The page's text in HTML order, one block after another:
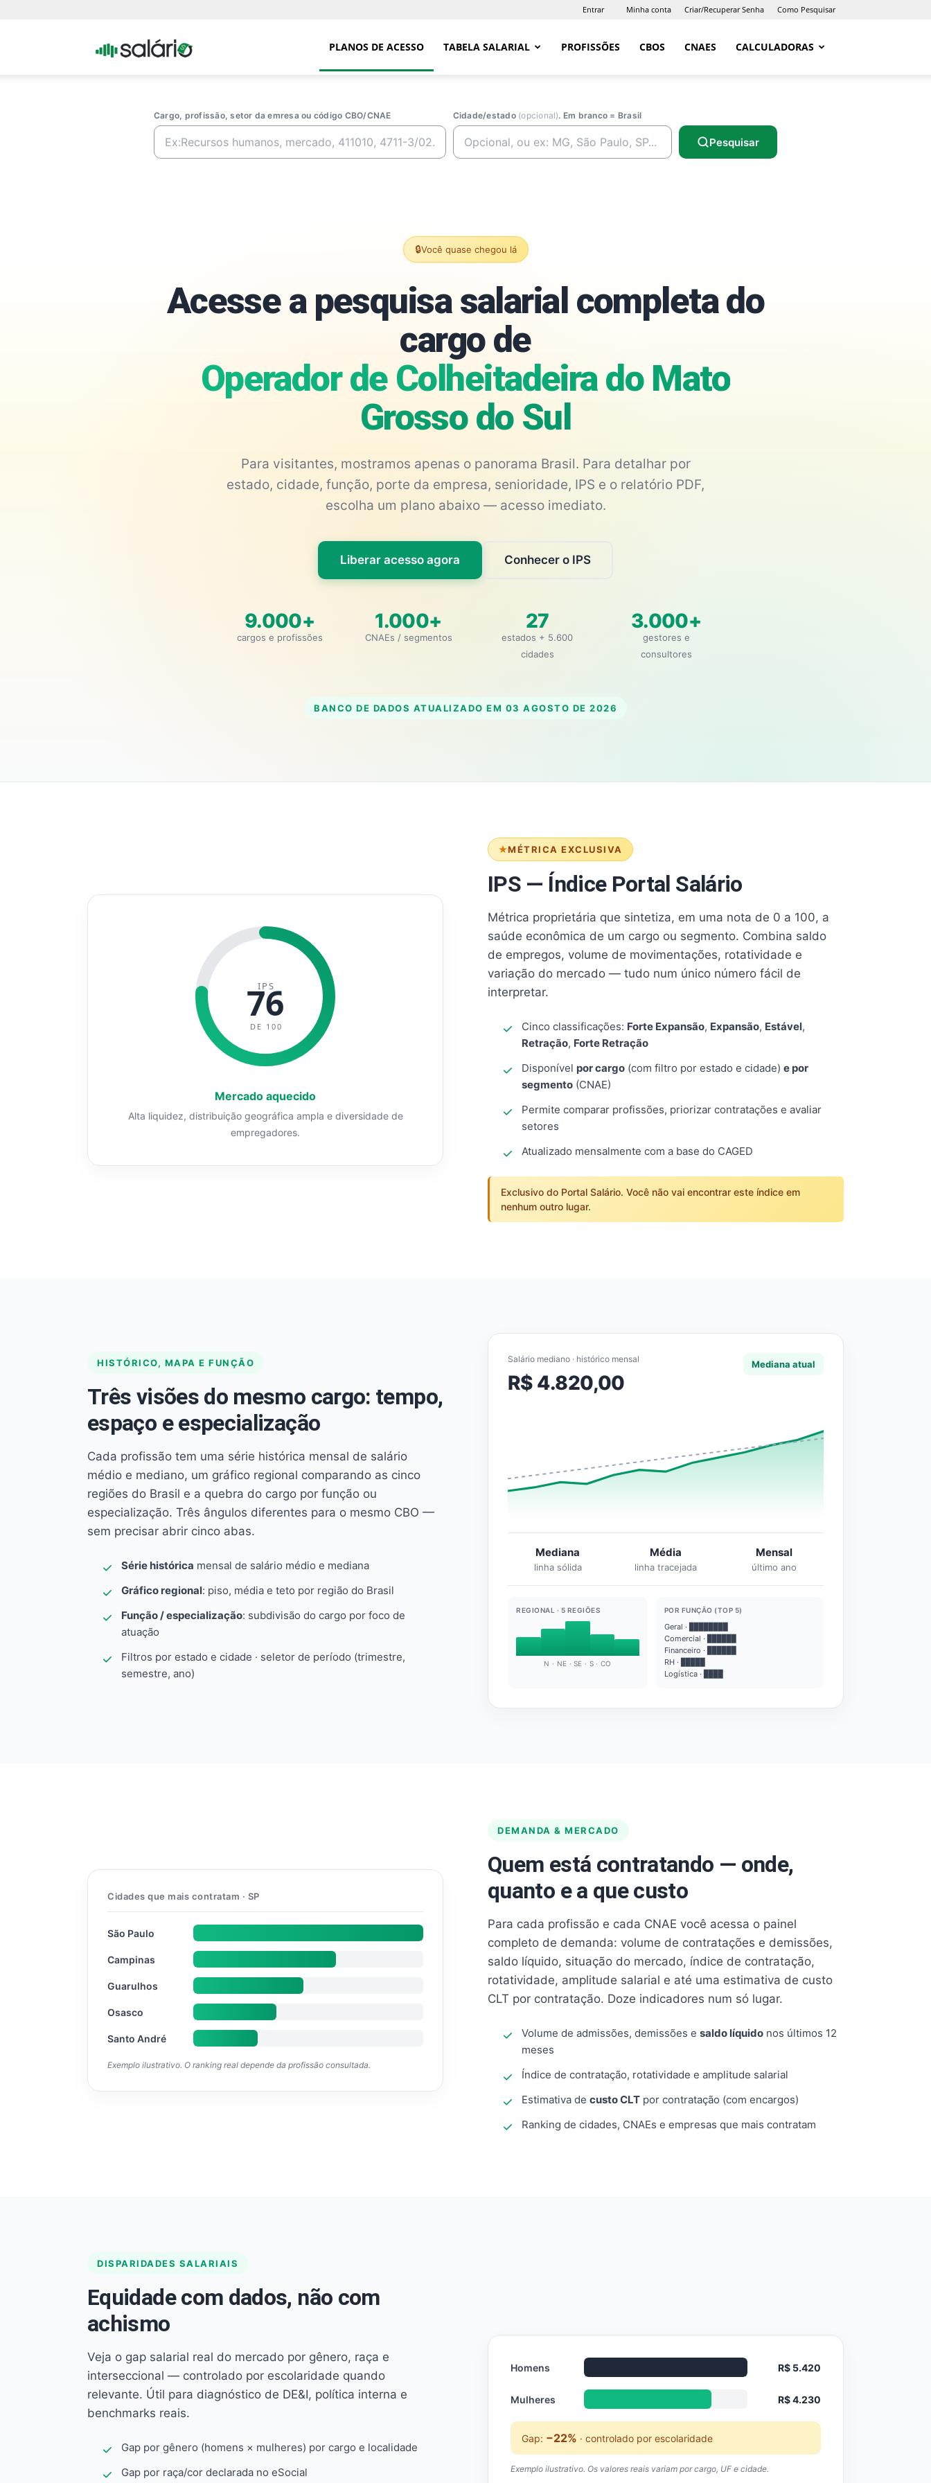
Entrar Minha conta Criar/Recuperar Senha Como Pesquisar
Portal PLANOS DE ACESSO TABELA SALARIAL PROFISSÕES CBOS CNAES CALCULADORAS
Cargo, profissão, setor da emresa ou código CBO/CNAE Cidade/estado (opcional). Em branco = Brasil
Pesquisar
🔒Você quase chegou lá
Acesse a pesquisa salarial completa do
cargo de
Operador de Colheitadeira do Mato
Grosso do Sul
Para visitantes, mostramos apenas o panorama Brasil. Para detalhar por
estado, cidade, função, porte da empresa, senioridade, IPS e o relatório PDF,
escolha um plano abaixo — acesso imediato.
Liberar acesso agora Conhecer o IPS
9.000+
cargos e profissões
1.000+
CNAEs / segmentos
27
estados + 5.600
cidades
3.000+
gestores e
consultores
BANCO DE DADOS ATUALIZADO EM 03 AGOSTO DE 2026
MÉTRICA EXCLUSIVA
IPS — Índice Portal Salário
Métrica proprietária que sintetiza, em uma nota de 0 a 100, a
saúde econômica de um cargo ou segmento. Combina saldo
de empregos, volume de movimentações, rotatividade e
variação do mercado — tudo num único número fácil de
interpretar.
Cinco classificações: Forte Expansão, Expansão, Estável,
Retração, Forte Retração
Disponível por cargo (com filtro por estado e cidade) e por
segmento (CNAE)
Permite comparar profissões, priorizar contratações e avaliar
setores
Atualizado mensalmente com a base do CAGED
Exclusivo do Portal Salário. Você não vai encontrar este índice em
nenhum outro lugar.
IPS
76
DE 100
Mercado aquecido
Alta liquidez, distribuição geográfica ampla e diversidade de
empregadores.
HISTÓRICO, MAPA E FUNÇÃO
Três visões do mesmo cargo: tempo,
espaço e especialização
Cada profissão tem uma série histórica mensal de salário
médio e mediano, um gráfico regional comparando as cinco
regiões do Brasil e a quebra do cargo por função ou
especialização. Três ângulos diferentes para o mesmo CBO —
sem precisar abrir cinco abas.
Série histórica mensal de salário médio e mediana
Gráfico regional: piso, média e teto por região do Brasil
Função / especialização: subdivisão do cargo por foco de
atuação
Filtros por estado e cidade · seletor de período (trimestre,
semestre, ano)
Salário mediano · histórico mensal
R$ 4.820,00
Mediana atual
Mediana
linha sólida
Média
linha tracejada
Mensal
último ano
REGIONAL · 5 REGIÕES
N · NE · SE · S · CO
POR FUNÇÃO (TOP 5)
Geral · ████████
Comercial · ██████
Financeiro · ██████
RH · █████
Logística · ████
DEMANDA & MERCADO
Quem está contratando — onde,
quanto e a que custo
Para cada profissão e cada CNAE você acessa o painel
completo de demanda: volume de contratações e demissões,
saldo líquido, situação do mercado, índice de contratação,
rotatividade, amplitude salarial e até uma estimativa de custo
CLT por contratação. Doze indicadores num só lugar.
Volume de admissões, demissões e saldo líquido nos últimos 12
meses
Índice de contratação, rotatividade e amplitude salarial
Estimativa de custo CLT por contratação (com encargos)
Ranking de cidades, CNAEs e empresas que mais contratam
Cidades que mais contratam · SP
São Paulo
Campinas
Guarulhos
Osasco
Santo André
Exemplo ilustrativo. O ranking real depende da profissão consultada.
DISPARIDADES SALARIAIS
Equidade com dados, não com
achismo
Veja o gap salarial real do mercado por gênero, raça e
interseccional — controlado por escolaridade quando
relevante. Útil para diagnóstico de DE&I, política interna e
benchmarks reais.
Gap por gênero (homens × mulheres) por cargo e localidade
Gap por raça/cor declarada no eSocial
Homens R$ 5.420
Mulheres R$ 4.230
Gap: −22% · controlado por escolaridade
Exemplo ilustrativo. Os valores reais variam por cargo, UF e cidade.